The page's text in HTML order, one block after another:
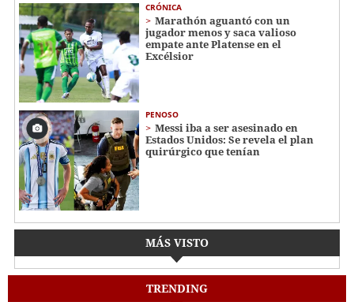
CRÓNICA
Marathón aguantó con un
jugador menos y saca valioso
empate ante Platense en el
Excélsior
PENOSO
Messi iba a ser asesinado en
Estados Unidos: Se revela el plan
quirúrgico que tenían
MÁS VISTO
TRENDING